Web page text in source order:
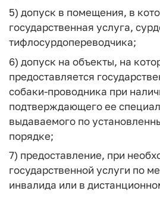
5) допуск в помещения, в
государственная услуга,
тифлосурдопереводчика;
6) допуск на объекты, на
предоставляется
собаки-проводника при
подтверждающего ее
выдаваемого по
порядке;
7) предоставление, при
государственной услуги по
инвалида или в